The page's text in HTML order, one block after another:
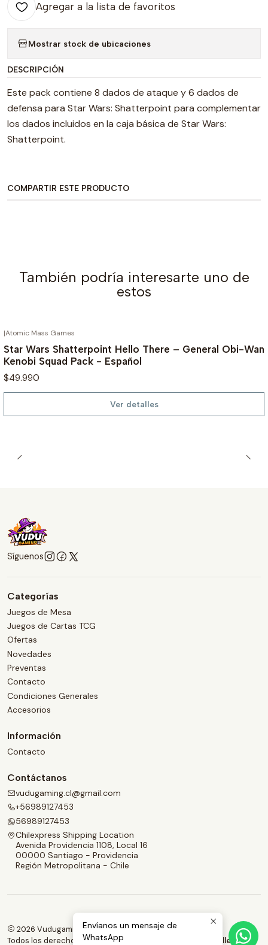
Agregar a la lista de favoritos
Mostrar stock de ubicaciones
DESCRIPCIÓN
Este pack contiene 8 dados de ataque y 6 dados de
defensa para Star Wars: Shatterpoint para complementar
los dados incluidos en la caja básica de Star Wars:
Shatterpoint.
COMPARTIR ESTE PRODUCTO
También podría interesarte uno de
estos
|Atomic Mass Games
Star Wars Shatterpoint Hello There – General Obi-Wan
Kenobi Squad Pack - Español
$49.990
Ver detalles
Síguenos
Categorías
Juegos de Mesa
Juegos de Cartas TCG
Ofertas
Novedades
Preventas
Contacto
Condiciones Generales
Accesorios
Información
Contacto
Contáctanos
vudugaming.cl@gmail.com
+56989127453
56989127453
Chilexpress Shipping Location
Avenida Providencia 1108, Local 16
00000 Santiago - Providencia
Región Metropolitana - Chile
2026 Vudugaming.
Todos los derechos reservados.
Desarrollado por Jumpseller
Envíanos un mensaje de
WhatsApp